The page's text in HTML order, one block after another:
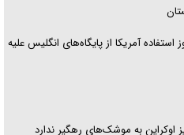
استفاده آمریکا از پایگاه‌های انگلیس علیه
اوکراین به موشک‌های رهگیر ندارد